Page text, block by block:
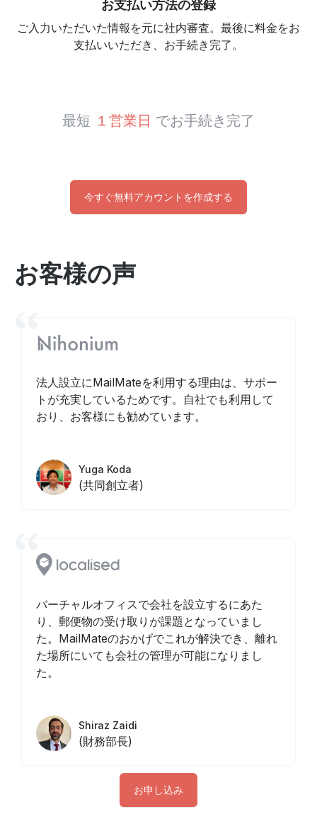
お支払い方法の登録
ご入力いただいた情報を元に社内審査。最後に料金をお
支払いいただき、お手続き完了。
最短 １営業日 でお手続き完了
今すぐ無料アカウントを作成する
お客様の声
法人設立にMailMateを利用する理由は、サポー
トが充実しているためです。自社でも利用して
おり、お客様にも勧めています。
Yuga Koda
(共同創立者)
バーチャルオフィスで会社を設立するにあた
り、郵便物の受け取りが課題となっていまし
た。MailMateのおかげでこれが解決でき、離れ
た場所にいても会社の管理が可能になりまし
た。
Shiraz Zaidi
(財務部長)
お申し込み